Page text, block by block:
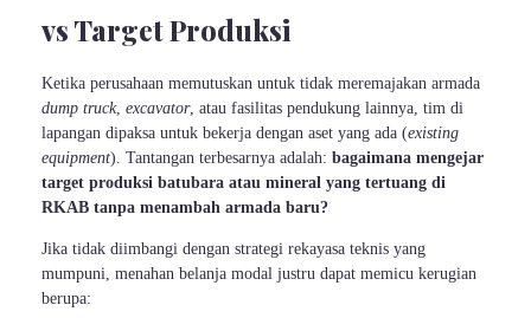
vs Target Produksi
Ketika perusahaan memutuskan untuk tidak meremajakan armada
dump truck, excavator, atau fasilitas pendukung lainnya, tim di
lapangan dipaksa untuk bekerja dengan aset yang ada (existing
equipment). Tantangan terbesarnya adalah: bagaimana mengejar
target produksi batubara atau mineral yang tertuang di
RKAB tanpa menambah armada baru?
Jika tidak diimbangi dengan strategi rekayasa teknis yang
mumpuni, menahan belanja modal justru dapat memicu kerugian
berupa: